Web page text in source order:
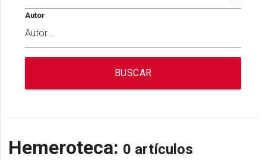
Autor
BUSCAR
Hemeroteca: 0 artículos